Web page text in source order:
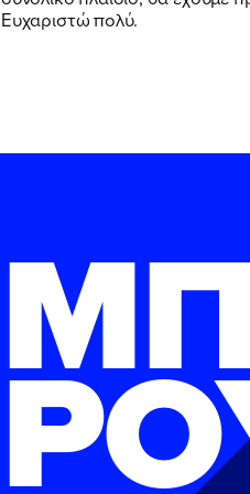
Ευχαριστώ πολύ.